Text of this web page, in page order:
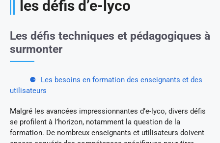
les défis d’e-lyco
Les défis techniques et pédagogiques à
surmonter
Les besoins en formation des enseignants et des
utilisateurs
Malgré les avancées impressionnantes d’e-lyco, divers défis
se profilent à l’horizon, notamment la question de la
formation. De nombreux enseignants et utilisateurs doivent